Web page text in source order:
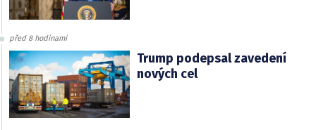
před 8 hodinami
Trump podepsal zavedení
nových cel